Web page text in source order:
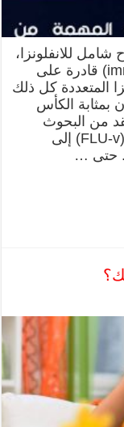
للانفلونزا،
جرعة واحدة قوية للتحصين (immunisation) قادرة على
المتعددة كل ذلك
بمثابة الكأس
من البحوث
الدقيقة، تنتقل الآن نسخة محددة تسمى (FLU-v) إلى
حتى …